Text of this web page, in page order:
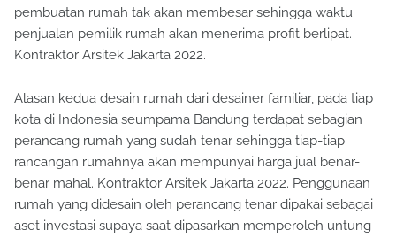
pembuatan rumah tak akan membesar sehingga waktu
penjualan pemilik rumah akan menerima profit berlipat.
Kontraktor Arsitek Jakarta 2022.
Alasan kedua desain rumah dari desainer familiar, pada tiap
kota di Indonesia seumpama Bandung terdapat sebagian
perancang rumah yang sudah tenar sehingga tiap-tiap
rancangan rumahnya akan mempunyai harga jual benar-
benar mahal. Kontraktor Arsitek Jakarta 2022. Penggunaan
rumah yang didesain oleh perancang tenar dipakai sebagai
aset investasi supaya saat dipasarkan memperoleh untung